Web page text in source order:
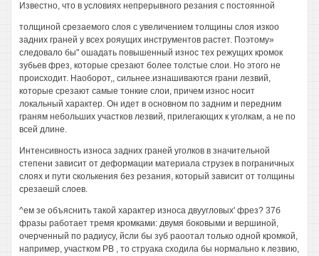
Известно, что в условиях непрерывного резания с постоянной
толщиной срезаемого слоя с увеличением толщины слоя изкоо
задних граней у всех рояущих инструментов растет. Поэтому»
следовало бы" ошадать повышенный износ тех режущих кромок
зубьев фрез, которые срезают более толстые слои. Но этого не
происходит. Наоборот,, сильнее.изнашиваются грани лезвий,
которые срезают самые тонкие слои, причем износ носит
локальный характер. Он идет в основном по задним и передним
граням небольших участков лезвий, прилегающих к уголкам, а не по
всей длине.
Интенсивность износа задних граней уголков в значительной
степени зависит от деформации материала струзек в пограничных
слоях и пути сколькения без резания, который зависит от толщины
срезаешй слоев.
^ем зе объяснить такой характер износа двуугловых' фрез? 37б
фразы работает тремя кромками: двумя боковыми и вершиной,
очерченный по радиусу, йсли бы зуб раоотал только одной кромкой,
например, участком РВ , то струака сходила бы нормально к лезвию,